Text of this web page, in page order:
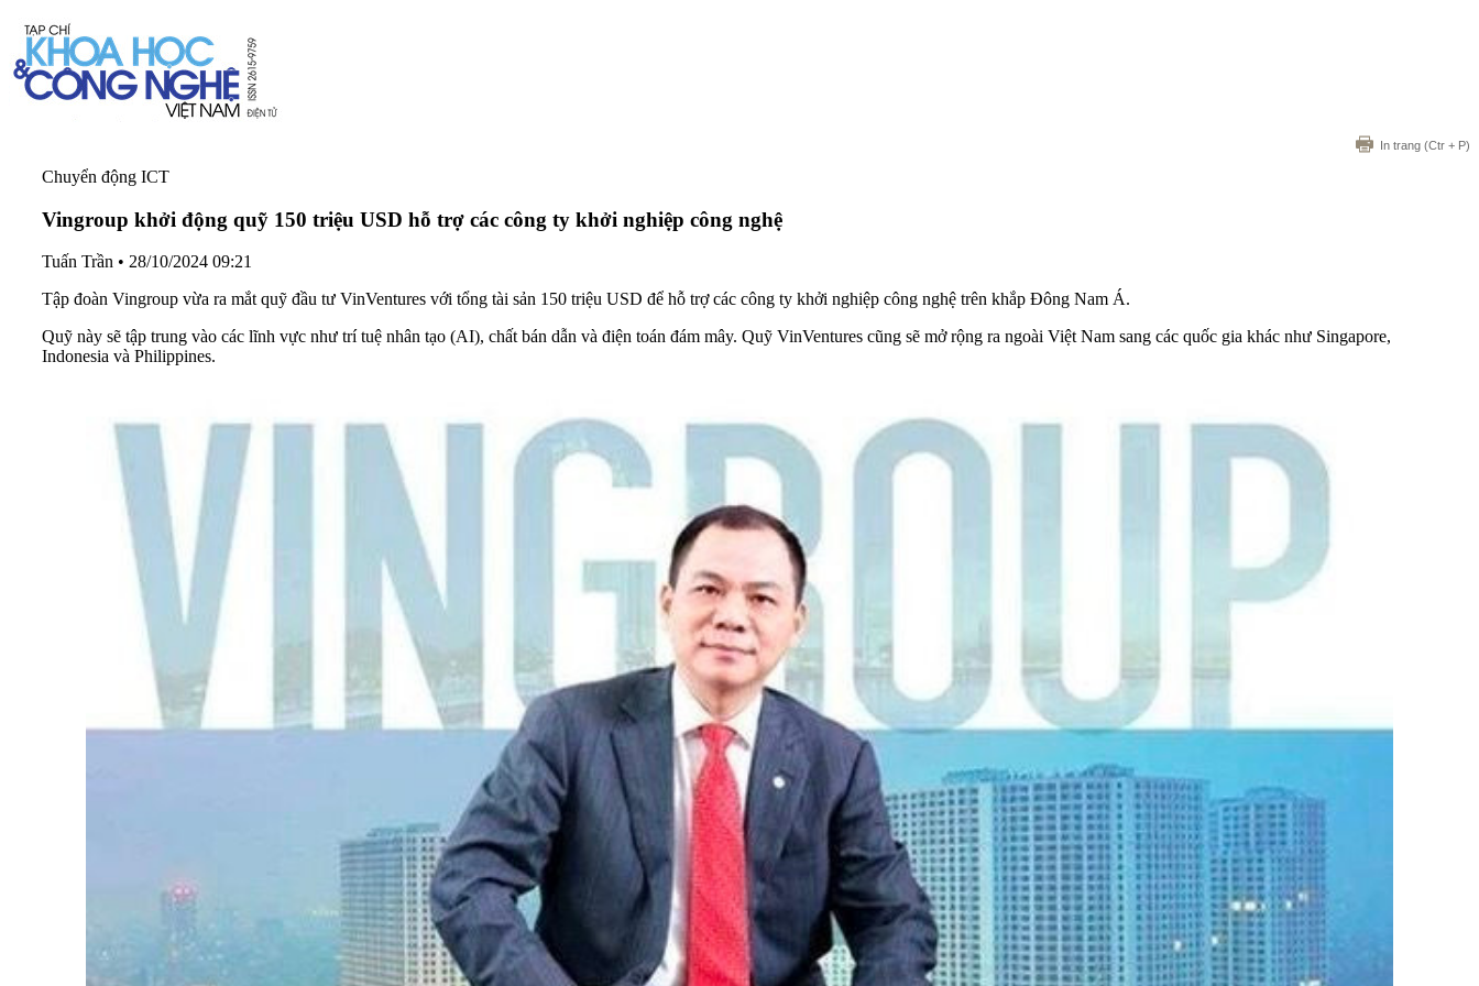
In trang (Ctr + P)
Chuyển động ICT
Vingroup khởi động quỹ 150 triệu USD hỗ trợ các công ty khởi nghiệp công nghệ
Tuấn Trần • 28/10/2024 09:21
Tập đoàn Vingroup vừa ra mắt quỹ đầu tư VinVentures với tổng tài sản 150 triệu USD để hỗ trợ các công ty khởi nghiệp công nghệ trên khắp Đông Nam Á.
Quỹ này sẽ tập trung vào các lĩnh vực như trí tuệ nhân tạo (AI), chất bán dẫn và điện toán đám mây. Quỹ VinVentures cũng sẽ mở rộng ra ngoài Việt Nam sang các quốc gia khác như Singapore,
Indonesia và Philippines.